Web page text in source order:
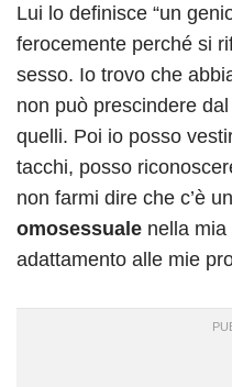
Lui lo definisce “un
ferocemente perché si
sesso. Io trovo che
non può prescindere
quelli. Poi io posso
tacchi, posso
non farmi dire che c’è
omosessuale nella
adattamento alle mie